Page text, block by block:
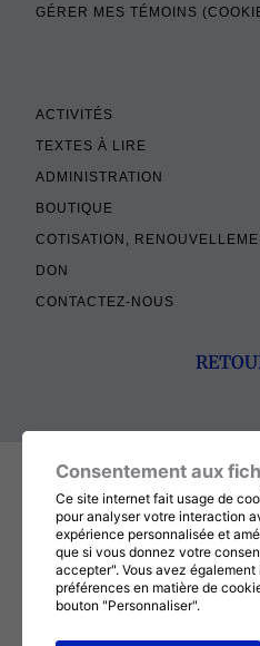
GÉRER MES TÉMOINS
ACTIVITÉS
TEXTES À LIRE
ADMINISTRATION
BOUTIQUE
COTISATION,
DON
CONTACTEZ-NOUS
Consentement aux
Ce site internet fait usage de
pour analyser votre interaction
expérience personnalisée et
que si vous donnez votre
accepter". Vous avez
préférences en matière de
bouton "Personnaliser".